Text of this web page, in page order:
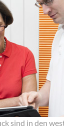
sind in den